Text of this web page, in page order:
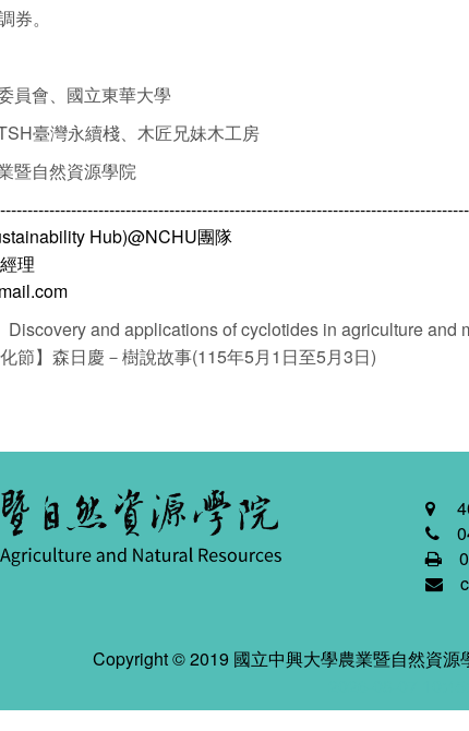
券。
員會、國立東華大學
臺灣永續棧、木匠兄妹木工房
暨自然資源學院
Hub)@NCHU團隊
理
Discovery and applications of cyclotides in agriculture and
節】森日慶－樹說故事(115年5月1日至5月3日)
Copyright © 2019 國立中興大學農業暨自然資源